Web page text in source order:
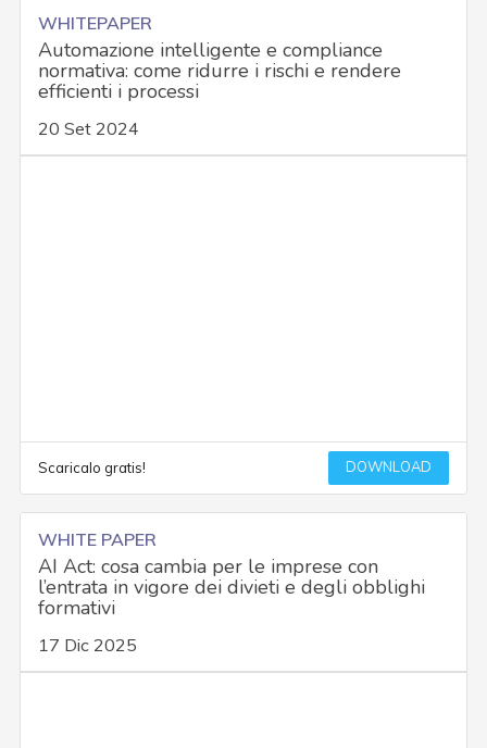
WHITEPAPER
Automazione intelligente e compliance
normativa: come ridurre i rischi e rendere
efficienti i processi
20 Set 2024
Scaricalo gratis! DOWNLOAD
WHITE PAPER
AI Act: cosa cambia per le imprese con
l’entrata in vigore dei divieti e degli obblighi
formativi
17 Dic 2025